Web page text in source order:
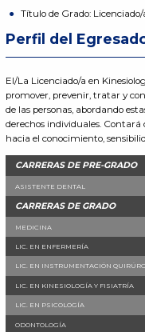
CARRERAS DE PRE-GRADO
ASISTENTE DENTAL
CARRERAS DE GRADO
MEDICINA
LIC. EN ENFERMERÍA
LIC. EN INSTRUMENTACIÓN
LIC. EN KINESIOLOGÍA Y FISIATRÍA
LIC. EN PSICOLOGÍA
ODONTOLOGÍA
Título de Grado:
Perfil del
El/La Licenciado/a en
promover, prevenir, tratar y
de las personas, abordando
derechos individuales.
hacia el conocimiento,